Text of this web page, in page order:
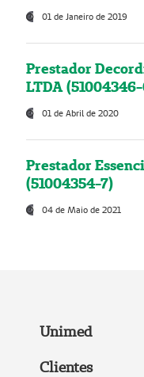
01 de Janeiro de 2019
Prestador
LTDA
01 de Abril de 2020
Prestador
(51004354-7)
04 de Maio de 2021
Unimed
Clientes